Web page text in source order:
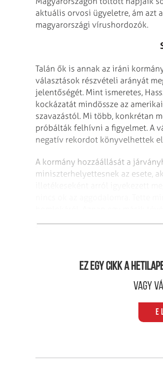
aktuális orvosi ügyeletre, ám azt
magyarországi vírushordozók.
Talán ők is annak az iráni
választások részvételi arányát
jelentőségét. Mint ismeretes,
kockázatát mindössze az
szavazástól. Mi több, konkrétan
próbálták felhívni a figyelmet. A
negatív rekordot könyvelhettek
A kormány hozzáállását a
miniszterhelyettesnek az esete,
nem sokkal később kiderült, ő
Ez egy cikk a
Vagy